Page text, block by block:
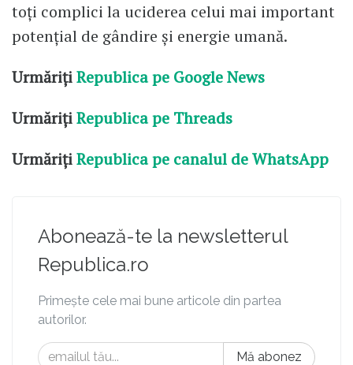
toți complici la uciderea celui mai important
potențial de gândire și energie umană.
UrmărițiRepublica pe Google News
UrmărițiRepublica pe Threads
UrmărițiRepublica pe canalul de WhatsApp
Abonează-te la newsletterul
Republica.ro
Primește cele mai bune articole din partea
autorilor.
Mă abonez